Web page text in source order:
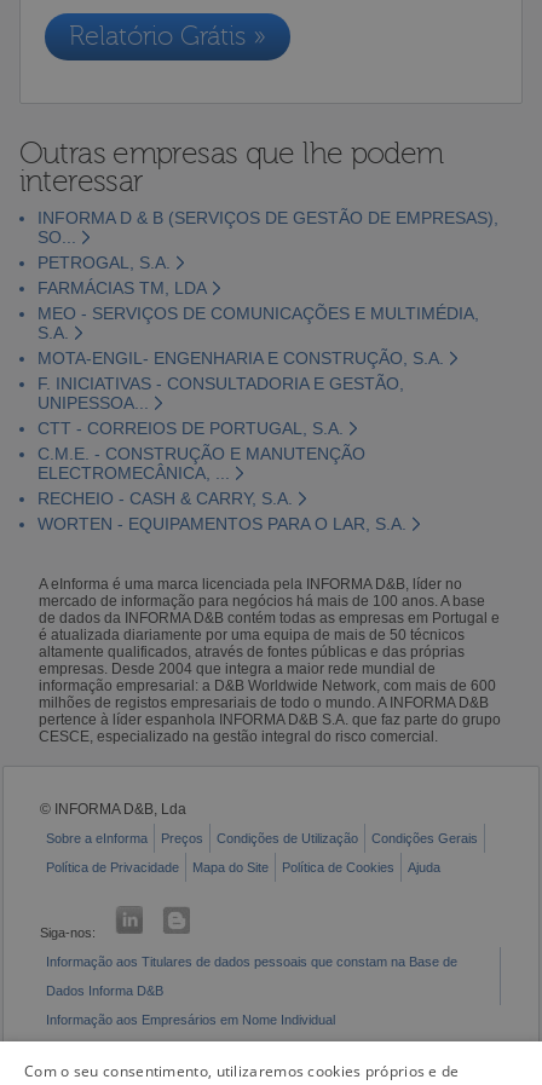
Relatório Grátis »
Outras empresas que lhe podem
interessar
INFORMA D & B (SERVIÇOS DE GESTÃO DE EMPRESAS),
SO...
PETROGAL, S.A.
FARMÁCIAS TM, LDA
MEO - SERVIÇOS DE COMUNICAÇÕES E MULTIMÉDIA,
S.A.
MOTA-ENGIL- ENGENHARIA E CONSTRUÇÃO, S.A.
F. INICIATIVAS - CONSULTADORIA E GESTÃO,
UNIPESSOA...
CTT - CORREIOS DE PORTUGAL, S.A.
C.M.E. - CONSTRUÇÃO E MANUTENÇÃO
ELECTROMECÂNICA, ...
RECHEIO - CASH & CARRY, S.A.
WORTEN - EQUIPAMENTOS PARA O LAR, S.A.
A eInforma é uma marca licenciada pela INFORMA D&B, líder no
mercado de informação para negócios há mais de 100 anos. A base
de dados da INFORMA D&B contém todas as empresas em Portugal e
é atualizada diariamente por uma equipa de mais de 50 técnicos
altamente qualificados, através de fontes públicas e das próprias
empresas. Desde 2004 que integra a maior rede mundial de
informação empresarial: a D&B Worldwide Network, com mais de 600
milhões de registos empresariais de todo o mundo. A INFORMA D&B
pertence à líder espanhola INFORMA D&B S.A. que faz parte do grupo
CESCE, especializado na gestão integral do risco comercial.
© INFORMA D&B, Lda
Sobre a eInforma Preços Condições de Utilização
Condições Gerais
Política de Privacidade
Mapa do Site Política de Cookies Ajuda
Siga-nos:
Informação aos Titulares de dados pessoais que constam na Base de
Dados Informa D&B
Informação aos Empresários em Nome Individual
Com o seu consentimento, utilizaremos cookies próprios e de